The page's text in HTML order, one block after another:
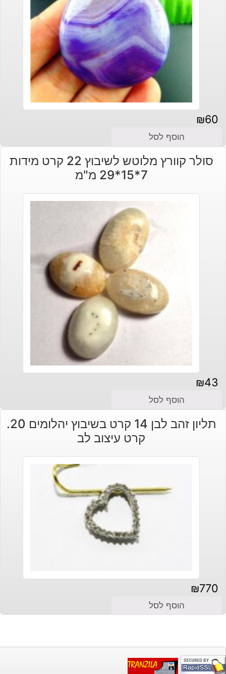
₪60
הוסף לסל
סולר קוורץ מלוטש לשיבוץ 22 קרט מידות
7*15*29 מ"מ
₪43
הוסף לסל
תליון זהב לבן 14 קרט בשיבוץ יהלומים 20.
קרט עיצוב לב
₪770
הוסף לסל